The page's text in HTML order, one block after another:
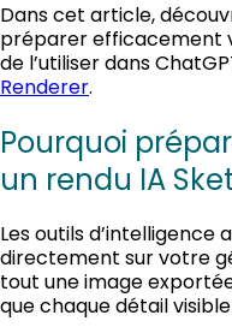
Dans cet article,
préparer efficacement
de l’utiliser dans
Renderer.
Pourquoi
un rendu IA
Les outils
directement sur votre
tout une image
que chaque détail